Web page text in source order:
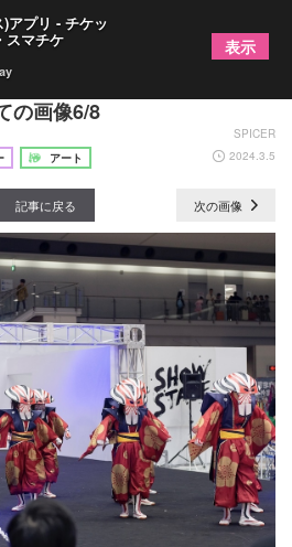
』2024年5月開催決定
の画像6/8
SPICER
アート 2024.3.5
記事に戻る 次の画像
アプリ - チケッ
スマチケ 表示